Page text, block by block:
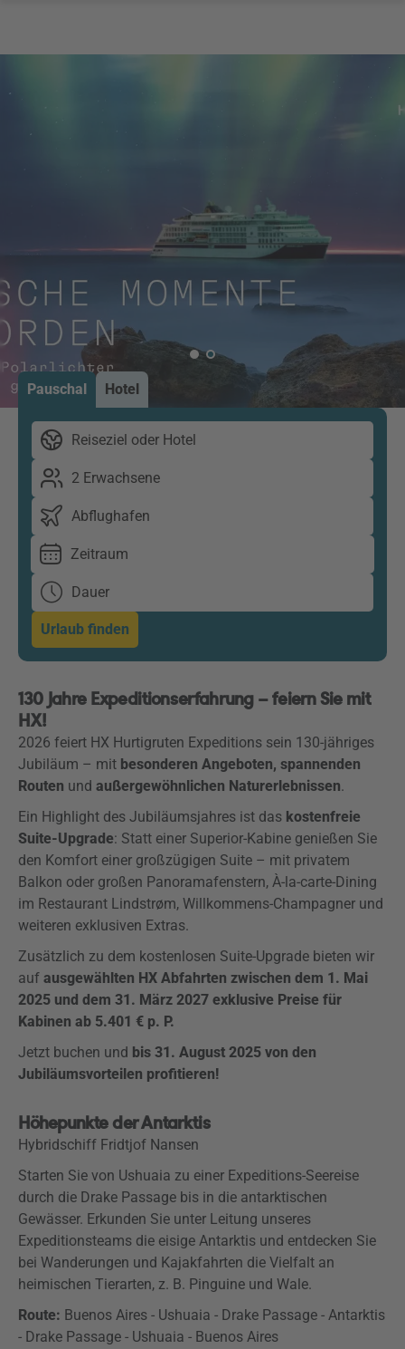
Pauschal Hotel
Reiseziel oder Hotel
2 Erwachsene
Abflughafen
Zeitraum
Dauer
Urlaub finden
130 Jahre Expeditionserfahrung – feiern Sie mit
HX!
2026 feiert HX Hurtigruten Expeditions sein 130-jähriges
Jubiläum – mit besonderen Angeboten, spannenden
Routen und außergewöhnlichen Naturerlebnissen.
Ein Highlight des Jubiläumsjahres ist das kostenfreie
Suite-Upgrade: Statt einer Superior-Kabine genießen Sie
den Komfort einer großzügigen Suite – mit privatem
Balkon oder großen Panoramafenstern, À-la-carte-Dining
im Restaurant Lindstrøm, Willkommens-Champagner und
weiteren exklusiven Extras.
Zusätzlich zu dem kostenlosen Suite-Upgrade bieten wir
auf ausgewählten HX Abfahrten zwischen dem 1. Mai
2025 und dem 31. März 2027 exklusive Preise für
Kabinen ab 5.401 € p. P.
Jetzt buchen und bis 31. August 2025 von den
Jubiläumsvorteilen profitieren!
Höhepunkte der Antarktis
Hybridschiff Fridtjof Nansen
Starten Sie von Ushuaia zu einer Expeditions-Seereise
durch die Drake Passage bis in die antarktischen
Gewässer. Erkunden Sie unter Leitung unseres
Expeditionsteams die eisige Antarktis und entdecken Sie
bei Wanderungen und Kajakfahrten die Vielfalt an
heimischen Tierarten, z. B. Pinguine und Wale.
Route: Buenos Aires - Ushuaia - Drake Passage - Antarktis
- Drake Passage - Ushuaia - Buenos Aires